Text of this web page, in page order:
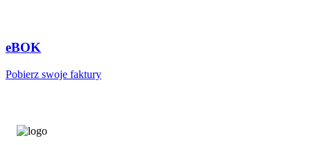
eBOK
Pobierz swoje faktury